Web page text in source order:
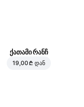
ქათამი რანჩ
19,00 ₾ დან